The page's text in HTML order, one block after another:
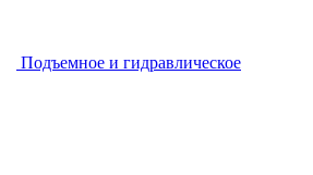
Подъемное и гидравлическое